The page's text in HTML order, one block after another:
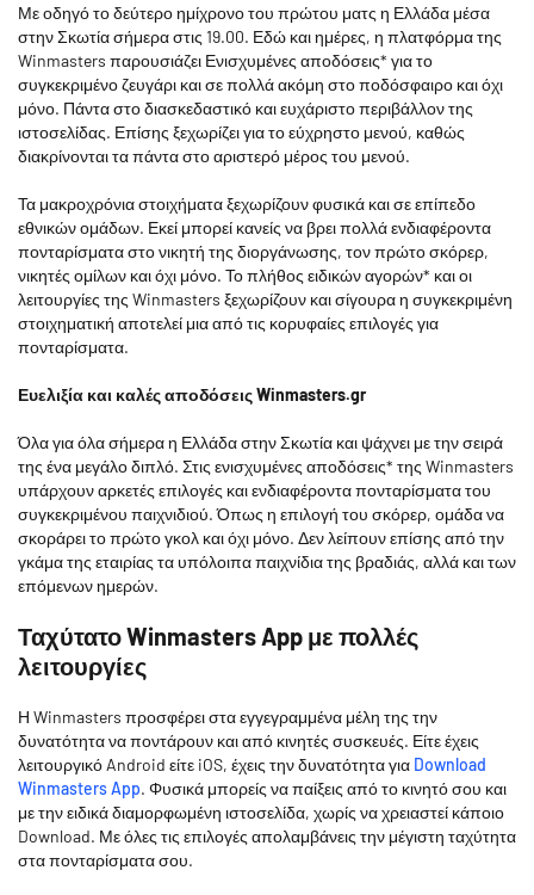
Με οδηγό το δεύτερο ημίχρονο του πρώτου ματς η Ελλάδα μέσα
στην Σκωτία σήμερα στις 19.00. Εδώ και ημέρες, η πλατφόρμα της
Winmasters παρουσιάζει Ενισχυμένες αποδόσεις* για το
συγκεκριμένο ζευγάρι και σε πολλά ακόμη στο ποδόσφαιρο και όχι
μόνο. Πάντα στο διασκεδαστικό και ευχάριστο περιβάλλον της
ιστοσελίδας. Επίσης ξεχωρίζει για το εύχρηστο μενού, καθώς
διακρίνονται τα πάντα στο αριστερό μέρος του μενού.
Τα μακροχρόνια στοιχήματα ξεχωρίζουν φυσικά και σε επίπεδο
εθνικών ομάδων. Εκεί μπορεί κανείς να βρει πολλά ενδιαφέροντα
πονταρίσματα στο νικητή της διοργάνωσης, τον πρώτο σκόρερ,
νικητές ομίλων και όχι μόνο. Το πλήθος ειδικών αγορών* και οι
λειτουργίες της Winmasters ξεχωρίζουν και σίγουρα η συγκεκριμένη
στοιχηματική αποτελεί μια από τις κορυφαίες επιλογές για
πονταρίσματα.
Ευελιξία και καλές αποδόσεις Winmasters.gr
Όλα για όλα σήμερα η Ελλάδα στην Σκωτία και ψάχνει με την σειρά
της ένα μεγάλο διπλό. Στις ενισχυμένες αποδόσεις* της Winmasters
υπάρχουν αρκετές επιλογές και ενδιαφέροντα πονταρίσματα του
συγκεκριμένου παιχνιδιού. Όπως η επιλογή του σκόρερ, ομάδα να
σκοράρει το πρώτο γκολ και όχι μόνο. Δεν λείπουν επίσης από την
γκάμα της εταιρίας τα υπόλοιπα παιχνίδια της βραδιάς, αλλά και των
επόμενων ημερών.
Ταχύτατο Winmasters App με πολλές
λειτουργίες
Η Winmasters προσφέρει στα εγγεγραμμένα μέλη της την
δυνατότητα να ποντάρουν και από κινητές συσκευές. Είτε έχεις
λειτουργικό Android είτε iOS, έχεις την δυνατότητα για Download
Winmasters App. Φυσικά μπορείς να παίξεις από το κινητό σου και
με την ειδικά διαμορφωμένη ιστοσελίδα, χωρίς να χρειαστεί κάποιο
Download. Με όλες τις επιλογές απολαμβάνεις την μέγιστη ταχύτητα
στα πονταρίσματα σου.